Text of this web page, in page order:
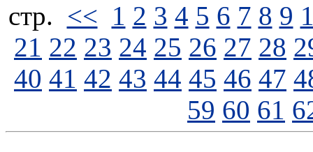
стp. << 1 2 3 4 5 6 7 8 9
21 22 23 24 25 26 27 28
40 41 42 43 44 45 46 47
59 60 61